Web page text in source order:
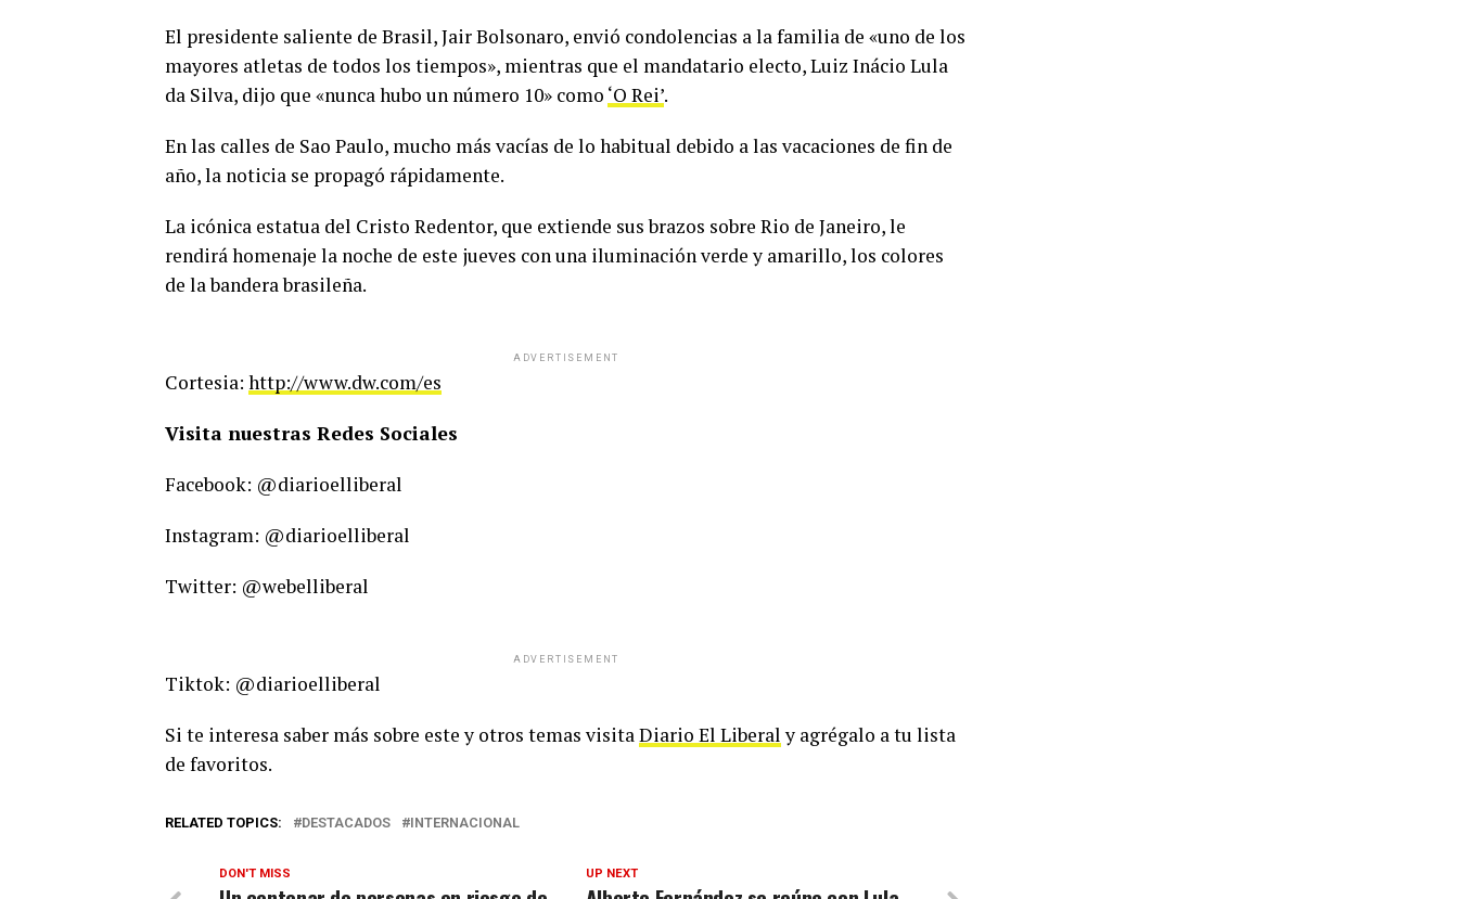
El presidente saliente de Brasil, Jair Bolsonaro, envió condolencias a la familia de «uno de los
mayores atletas de todos los tiempos», mientras que el mandatario electo, Luiz Inácio Lula
da Silva, dijo que «nunca hubo un número 10» como ‘O Rei’.
En las calles de Sao Paulo, mucho más vacías de lo habitual debido a las vacaciones de fin de
año, la noticia se propagó rápidamente.
La icónica estatua del Cristo Redentor, que extiende sus brazos sobre Rio de Janeiro, le
rendirá homenaje la noche de este jueves con una iluminación verde y amarillo, los colores
de la bandera brasileña.
ADVERTISEMENT
Cortesia: http://www.dw.com/es
Visita nuestras Redes Sociales
Facebook: @diarioelliberal
Instagram: @diarioelliberal
Twitter: @webelliberal
ADVERTISEMENT
Tiktok: @diarioelliberal
Si te interesa saber más sobre este y otros temas visitaDiario El Liberaly agrégalo a tu lista
de favoritos.
RELATED TOPICS: DESTACADOS INTERNACIONAL
UP NEXT
DON'T MISS